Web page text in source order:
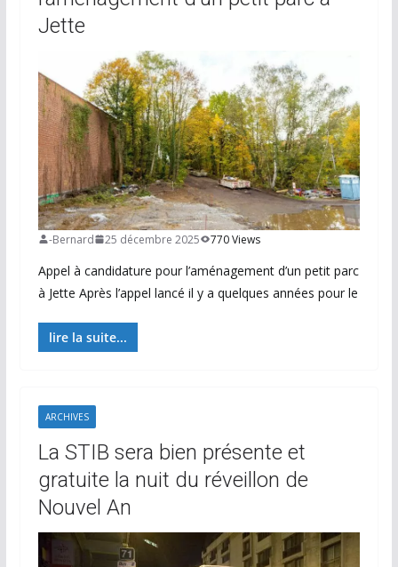
Jette
-Bernard 25 décembre 2025 770 Views
Appel à candidature pour l’aménagement d’un petit parc
à Jette Après l’appel lancé il y a quelques années pour le
lire la suite...
ARCHIVES
La STIB sera bien présente et
gratuite la nuit du réveillon de
Nouvel An